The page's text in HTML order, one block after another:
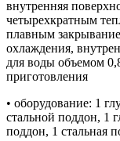
внутренняя
четырехкратным
плавным
охлаждения,
для воды объемом
приготовления
• оборудование: 1
стальной поддон, 1
поддон, 1 стальная